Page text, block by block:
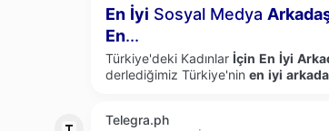
En İyi Sosyal Medya
En...
Türkiye'deki Kadınlar İçin En İyi
derlediğimiz Türkiye'nin en iyi
Telegra.ph